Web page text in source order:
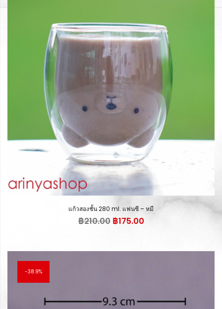
แก้วสองชั้น 280 ml. แฟนซี – หมี
฿210.00 Original
฿210.00.
฿175.00Current
฿175.00.
38.9%